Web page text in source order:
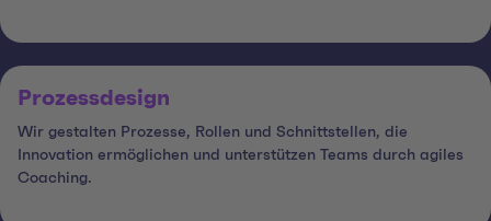
Prozessdesign
Wir gestalten Prozesse, Rollen und Schnittstellen, die
Innovation ermöglichen und unterstützen Teams durch agiles
Coaching.